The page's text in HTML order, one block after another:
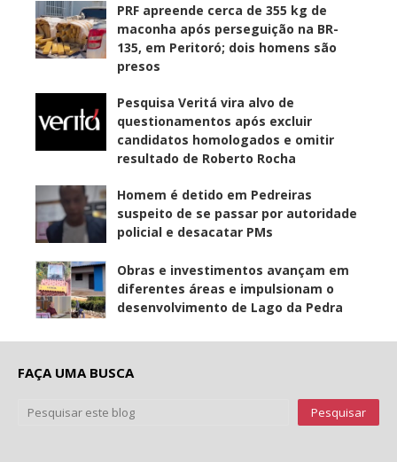
PRF apreende cerca de 355 kg de
maconha após perseguição na BR-
135, em Peritoró; dois homens são
presos
Pesquisa Veritá vira alvo de
questionamentos após excluir
candidatos homologados e omitir
resultado de Roberto Rocha
Homem é detido em Pedreiras
suspeito de se passar por autoridade
policial e desacatar PMs
Obras e investimentos avançam em
diferentes áreas e impulsionam o
desenvolvimento de Lago da Pedra
FAÇA UMA BUSCA